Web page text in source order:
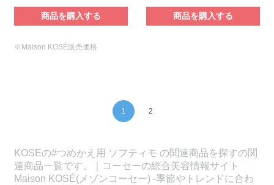
商品を購入する 商品を購入する
※Maison KOSÉ販売価格
1 2
KOSEの#つめかえ用 ソフティモ の関連商品を探すの関
連商品一覧です。｜コーセーの総合美容情報サイト
Maison KOSÉ(メゾンコーセー) -季節やトレンドに合わ